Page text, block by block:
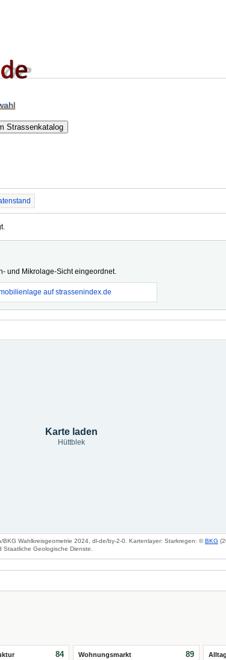
und Mikrolage-Sicht eingeordnet.
auf strassenindex.de
Karte laden
Hüttblek
BKG Wahlkreisgeometrie 2024, dl-de/by-2-0. Kartenlayer: Starkregen: ©BKG
Staatliche Geologische Dienste.
84 Wohnungsmarkt 89